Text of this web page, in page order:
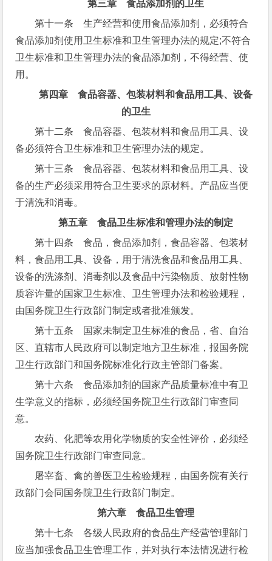
第三章 食品添加剂的卫生
第十一条 生产经营和使用食品添加剂，必须符合
食品添加剂使用卫生标准和卫生管理办法的规定;不符合
卫生标准和卫生管理办法的食品添加剂，不得经营、使
用。
第四章 食品容器、包装材料和食品用工具、设备
的卫生
第十二条 食品容器、包装材料和食品用工具、设
备必须符合卫生标准和卫生管理办法的规定。
第十三条 食品容器、包装材料和食品用工具、设
备的生产必须采用符合卫生要求的原材料。产品应当便
于清洗和消毒。
第五章 食品卫生标准和管理办法的制定
第十四条 食品，食品添加剂，食品容器、包装材
料，食品用工具、设备，用于清洗食品和食品用工具、
设备的洗涤剂、消毒剂以及食品中污染物质、放射性物
质容许量的国家卫生标准、卫生管理办法和检验规程，
由国务院卫生行政部门制定或者批准颁发。
第十五条 国家未制定卫生标准的食品，省、自治
区、直辖市人民政府可以制定地方卫生标准，报国务院
卫生行政部门和国务院标准化行政主管部门备案。
第十六条 食品添加剂的国家产品质量标准中有卫
生学意义的指标，必须经国务院卫生行政部门审查同
意。
农药、化肥等农用化学物质的安全性评价，必须经
国务院卫生行政部门审查同意。
屠宰畜、禽的兽医卫生检验规程，由国务院有关行
政部门会同国务院卫生行政部门制定。
第六章 食品卫生管理
第十七条 各级人民政府的食品生产经营管理部门
应当加强食品卫生管理工作，并对执行本法情况进行检